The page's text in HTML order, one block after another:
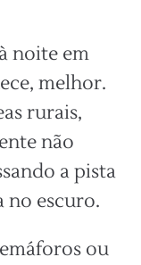
noite em
melhor.
rurais,
não
a pista
no escuro.
ou